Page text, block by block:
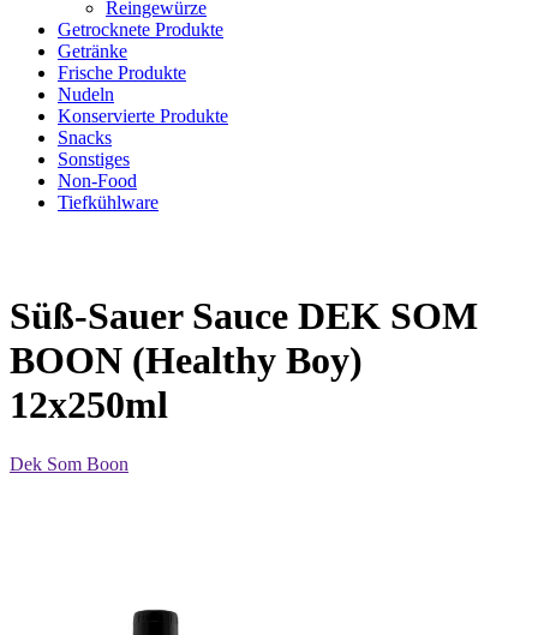
Reingewürze
Getrocknete Produkte
Getränke
Frische Produkte
Nudeln
Konservierte Produkte
Snacks
Sonstiges
Non-Food
Tiefkühlware
Süß-Sauer Sauce DEK SOM
BOON (Healthy Boy)
12x250ml
Dek Som Boon